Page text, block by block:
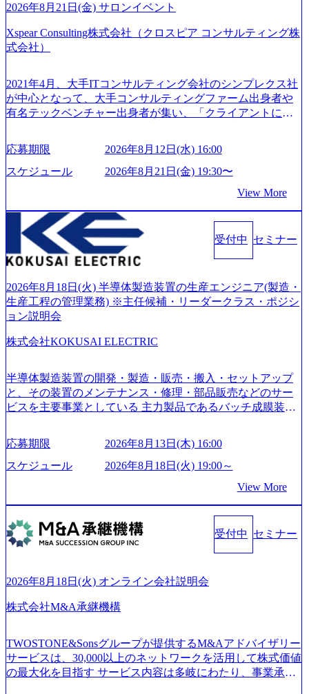
2026年8月21日(金) サロンイベント
Xspear Consulting株式会社（クロスピア コンサルティング株
式会社）
2021年4月、大手ITコンサルティング会社のシンプレクス社
が中心となって、大手コンサルティングファーム出身者や
有名テックベンチャー出身者が集い、「クライアントにと
い」という想いの下で立ち上げた新鋭ファーム テクノロジ
ーがビジネスの成功に大きな影響力を持つDX時代におい
て、20年以上にわたってFintech業界を中心に最先端テクノ
つ、あらゆる業種・業界のクライアントの企業価値の最大
化を支援するために、戦略策定、組織改革、人材育成、業
務改善、実行支援などのコンサルティングサービスを一気
通貫で提供するのが特徴（いわゆる総合コンサルティング
ファーム） 社名の由来は”DXエリアにSpir（槍）を指して
ていく”という位置づけ 一昔前は金融が強い企業として認知
されていたが、現在金融の売上割合は全体の3割。現在はTo
C事業を始め、パブリック、製造業、通信、エンタメ、教
はあるが、社員の興味のある分野やスキルを活用したいな
着けたい方でも幅広に経験を積みたい方でも、キャリア形
成が柔軟に可能な環境である。 https://storage.googleapis.com/
our-vision-production.appspot.com/public/images/20240925204135
_93b1bff3-f71c-4bc9-8bd9-72a8a4826007_1200x554.webp https://
mages/20250502152751_46c65543-87ef-4e86-a85a-8649e1c532f9
_956x512.webp https://storage.googleapis.com/our-vision-producti
on.appspot.com/public/images/20250502152804_ba6aaa1a-9ffc-4f
m/our-vision-production.appspot.com/public/images/202505021528
ンプレクス社は、FinTech領域に強みを持つITコンサルティ
ング会社で、NRI、NTTDATAと同じく世界のFinTech Ranki
ngsTop 100企業にも選出されている。ITコンサルティング、
特長 ビジネスへの深い理解を持つコンサルタントが集うXs
pearと、最先端テクノロジーに深い知見を持つシンプレクス
社またはグループ会社との協力体制を築いている Xspear社
sion-production.appspot.com/public/images/20240925204111_caa9
4e4b-6aae-45a6-a0ce-b98154c816a2_1153x543.webp メンバー情
報 (https://www.xspear.co.jp/member/)一部抜粋 - 伊勢山 昇吾氏:
応募期限
2026年8月12日(水) 16:00
スケジュール
2026年8月21日(金) 19:30〜
View More
受付中 セミナー
2026年8月18日(火) 半導体製造装置の生産エンジニア(製造・
生産工程の管理業務) ※主任候補・リーダークラス・ポジシ
ョン説明会
株式会社KOKUSAI ELECTRIC
半導体製造装置の開発・製造・販売・搬入・セットアップ
と、その装置のメンテナンス・修理・部品販売などのサー
ビスを主要事業としている 主力製品であるバッチ成膜装置
世界トップクラスのシェアを有している 技術と対話を通じ
て未来を創造し、社会課題の解決に貢献することを目指し
ている Mission:私たちの技術/私たちの対話 Vision:夢を未来
話 IoT社会の浸透、AIの加速等により半導体需要は世界中で
急伸長しており、それに伴い半導体製造装置の需要も伸長
中 https://storage.googleapis.com/our-vision-production.appspot.co
m/public/images/20260224131045_0fee4978-bb25-43a7-a367-542
6b95cd599_1200x543.webp https://storage.googleapis.com/our-visi
cb8-329e-4a45-a8f5-73d9728b2cd7_1200x486.webp https://storag
e.googleapis.com/our-vision-production.appspot.com/public/image
s/20260224131100_d8b3379f-6e64-4566-aea4-924f21977d35_120
0x460.webp https://storage.googleapis.com/our-vision-production.a
810e-138e27965ee8_1200x386.webp グローバル人財育成を目
的とした「語学研修」、効果的なプレゼンのポイントを掴
み実践に強くなるための「プレゼン研修」、自社キャリア
アドバイザーによる自身のキャリア構築をめざす「キャリ
応募期限
2026年8月13日(木) 16:00
スケジュール
2026年8月18日(火) 19:00～
View More
受付中 セミナー
2026年8月18日(火) オンライン会社説明会
株式会社M&A承継機構
TWOSTONE&Sonsグループが提供するM&Aアドバイザリー
サービスは、30,000以上のネットワークを活用して株式価値
の最大化を目指す サービス内容は多岐にわたり、事業承継